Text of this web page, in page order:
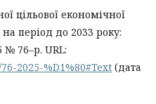
цільової економічної
період до 2033 року:
76–р. URL:
2025-%D1%80#Text (дата